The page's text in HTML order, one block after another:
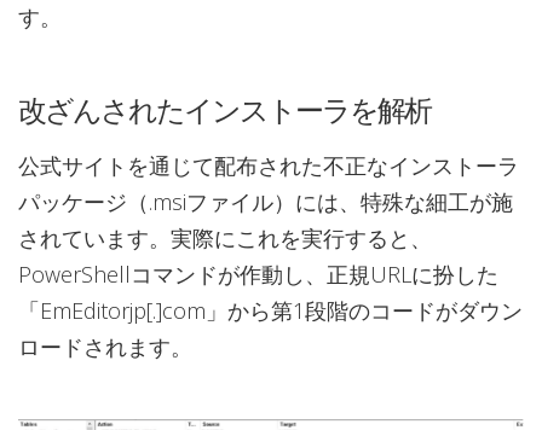
す。
改ざんされたインストーラを解析
公式サイトを通じて配布された不正なインストーラ
パッケージ（.msiファイル）には、特殊な細工が施
されています。実際にこれを実行すると、
PowerShellコマンドが作動し、正規URLに扮した
「EmEditorjp[.]com」から第1段階のコードがダウン
ロードされます。